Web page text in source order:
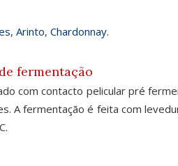
, Arinto, Chardonnay.
fermentação
com contacto pelicular pré
A fermentação é feita com